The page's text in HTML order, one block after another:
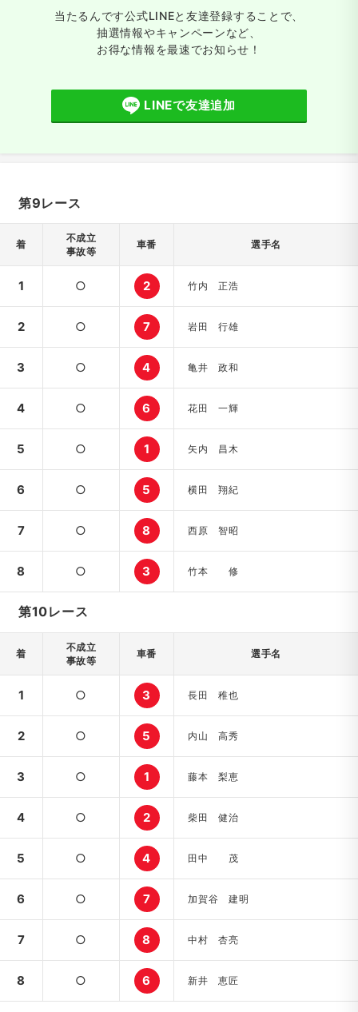
当たるんです公式LINEと友達登録することで、
抽選情報やキャンペーンなど、
お得な情報を最速でお知らせ！
LINEで友達追加
第9レース
着
不成立
事故等
車番 選手名
1 ○ 2 竹内 正浩
2 ○ 7 岩田 行雄
3 ○ 4 亀井 政和
4 ○ 6 花田 一輝
5 ○ 1 矢内 昌木
6 ○ 5 横田 翔紀
7 ○ 8 西原 智昭
8 ○ 3 竹本 修
第10レース
着
不成立
事故等
車番 選手名
1 ○ 3 長田 稚也
2 ○ 5 内山 高秀
3 ○ 1 藤本 梨恵
4 ○ 2 柴田 健治
5 ○ 4 田中 茂
6 ○ 7 加賀谷 建明
7 ○ 8 中村 杏亮
8 ○ 6 新井 恵匠